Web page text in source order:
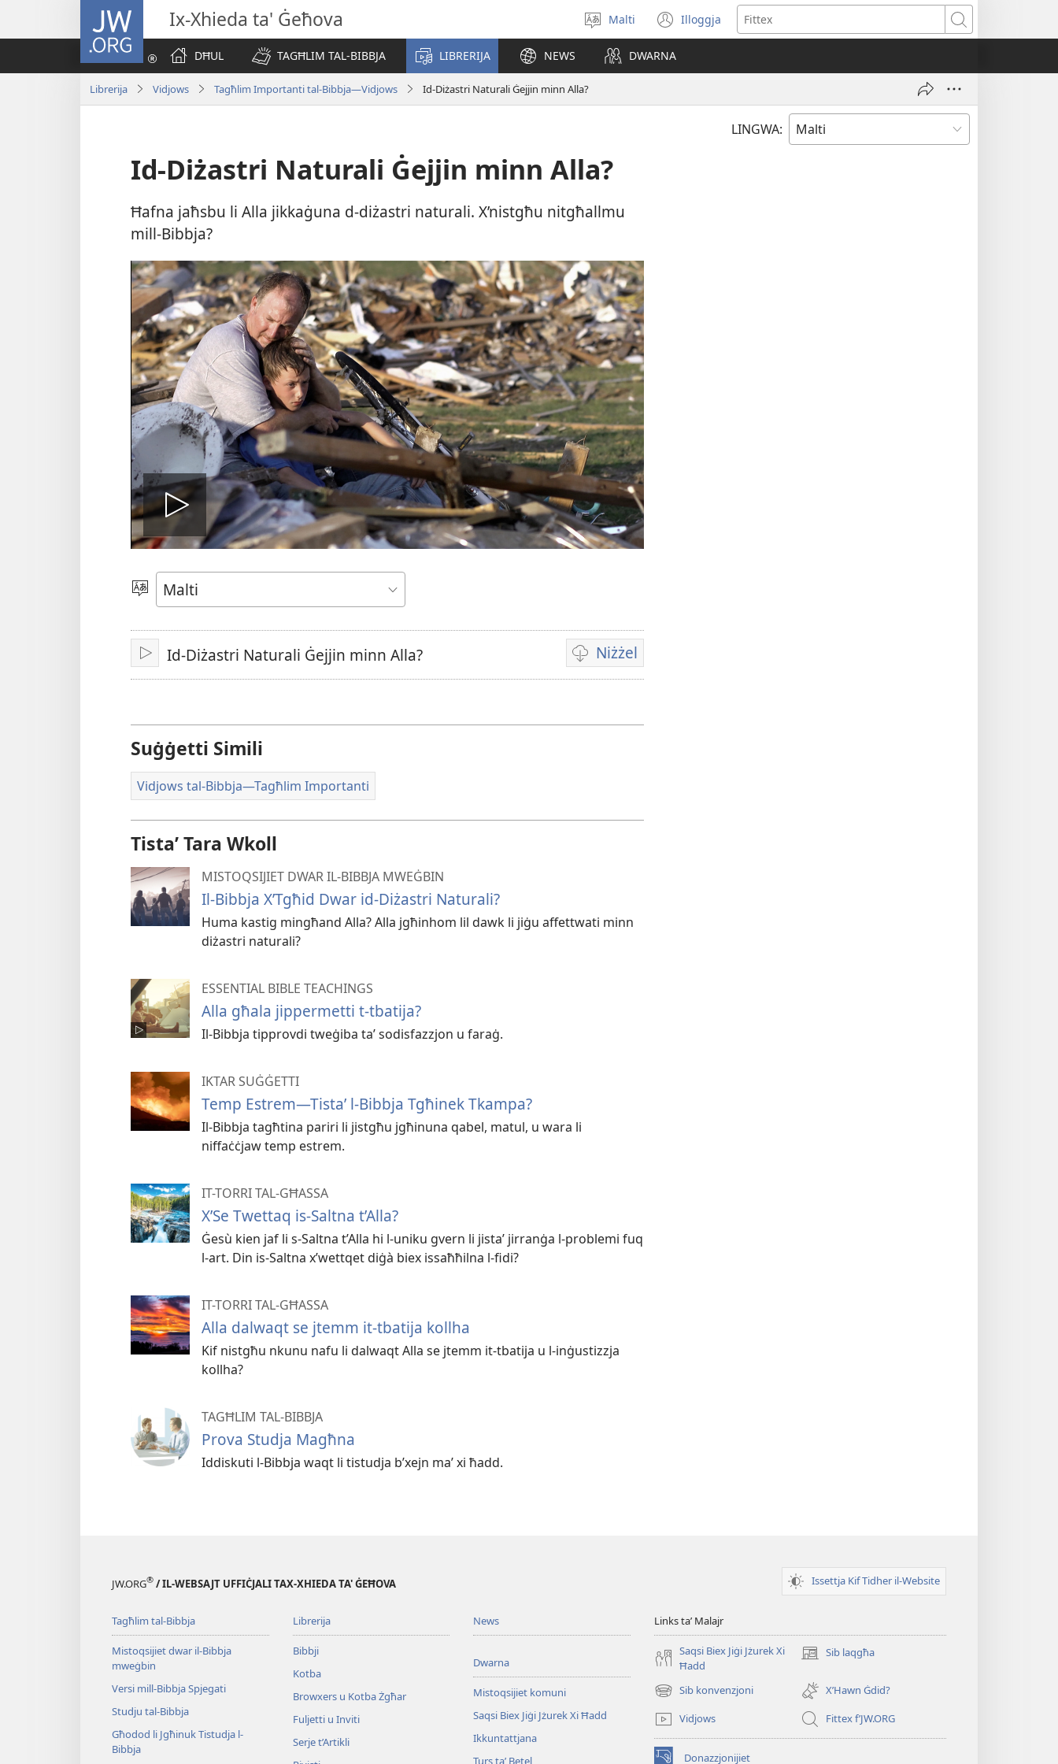
JW.ORG Ix-Xhieda ta' Ġeħova
Agħżel
il-
lingwa
Malti Illoggja
(opens
new
Fittex
DĦUL
TAGĦLIM TAL-BIBBJA LIBRERIJA NEWS DWARNA
Librerija Vidjows Tagħlim Importanti tal-Bibbja—Vidjows Id-Diżastri Naturali Ġejjin minn Alla?
LINGWA:
Id-Diżastri Naturali Ġejjin minn Alla?
Ħafna jaħsbu li Alla jikkaġuna d-diżastri naturali. X’nistgħu nitgħallmu
mill-Bibbja?
Play
video
Agħżel
Lingwa
DoqqId-Diżastri Naturali Ġejjin minn Alla? Niżżel
Għażliet
biex
vidjow
Suġġetti Simili
Vidjows tal-Bibbja—Tagħlim Importanti
Tistaʼ Tara Wkoll
MISTOQSIJIET DWAR IL-BIBBJA MWEĠBIN
Il-Bibbja X’Tgħid Dwar id-Diżastri Naturali?
Huma kastig mingħand Alla? Alla jgħinhom lil dawk li jiġu affettwati minn
diżastri naturali?
ESSENTIAL BIBLE TEACHINGS
Alla għala jippermetti t-​tbatija?
Il-​Bibbja tipprovdi tweġiba taʼ sodisfazzjon u faraġ.
IKTAR SUĠĠETTI
Temp Estrem—Tistaʼ l-Bibbja Tgħinek Tkampa?
Il-Bibbja tagħtina pariri li jistgħu jgħinuna qabel, matul, u wara li
niffaċċjaw temp estrem.
IT-TORRI TAL-GĦASSA
X’Se Twettaq is-Saltna t’Alla?
Ġesù kien jaf li s-Saltna t’Alla hi l-uniku gvern li jistaʼ jirranġa l-problemi fuq
l-art. Din is-Saltna x’wettqet diġà biex issaħħilna l-fidi?
IT-TORRI TAL-GĦASSA
Alla dalwaqt se jtemm it-tbatija kollha
Kif nistgħu nkunu nafu li dalwaqt Alla se jtemm it-tbatija u l-inġustizzja
kollha?
TAGĦLIM TAL-BIBBJA
Prova Studja Magħna
Iddiskuti l-Bibbja waqt li tistudja b’xejn maʼ xi ħadd.
JW.ORG® / IL-WEBSAJT UFFIĊJALI TAX-XHIEDA TA' ĠEĦOVA Issettja Kif Tidher il-Website
Tagħlim tal-Bibbja
Mistoqsijiet dwar il-Bibbja
mweġbin
Versi mill-Bibbja Spjegati
Studju tal-Bibbja
Għodod li Jgħinuk Tistudja l-
Bibbja
Librerija
Bibbji
Kotba
Browxers u Kotba Żgħar
Fuljetti u Inviti
Serje t’Artikli
News
Dwarna
Mistoqsijiet komuni
Saqsi Biex Jiġi Jżurek Xi Ħadd
Ikkuntattjana
Turs taʼ Betel
Links taʼ Malajr
Saqsi Biex Jiġi Jżurek Xi
Ħadd
Sib laqgħa
(opens
window)
Sib konvenzjoni
(opens
new
window)
X’Hawn Ġdid?
Vidjows
Fittex f’JW.ORG
Donazzjonijiet